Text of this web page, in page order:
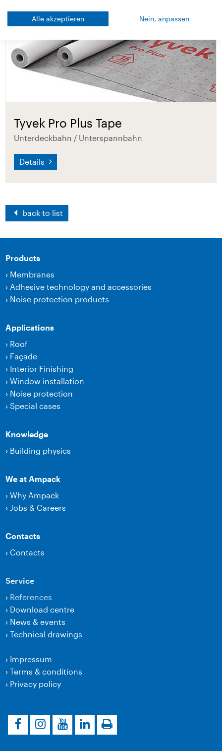
Tyvek Pro Plus Tape
Unterdeckbahn / Unterspannbahn
Details
back to list
Products
› Membranes
› Adhesive technology and accessories
› Noise protection products
Applications
› Roof
› Façade
› Interior Finishing
›Window installation
› Noise protection
›Special cases
Knowledge
› Building physics
We at Ampack
›Why Ampack
› Jobs & Careers
Contacts
›Contacts
Service
› References
› Download centre
› News & events
›Technical drawings
› Impressum
›Terms & conditions
› Privacy policy
Alle akzeptieren Nein, anpassen